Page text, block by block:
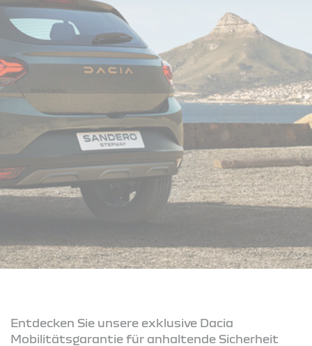
Entdecken Sie unsere exklusive Dacia
Mobilitätsgarantie für anhaltende Sicherheit